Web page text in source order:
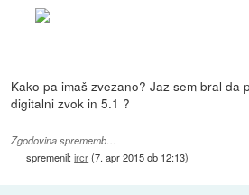
Kako pa imaš zvezano? Jaz sem bral da
digitalni zvok in 5.1 ?
Zgodovina sprememb…
spremenil:ircr(7. apr 2015 ob 12:13)